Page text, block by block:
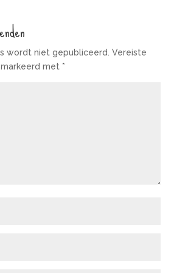
wordt niet gepubliceerd. Vereiste
met *